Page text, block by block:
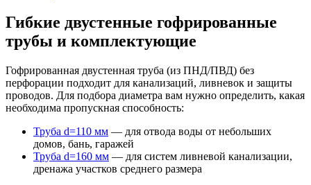
Гибкие двустенные гофрированные
трубы и комплектующие
Гофрированная двустенная труба (из ПНД/ПВД) без
перфорации подходит для канализаций, ливневок и защиты
проводов. Для подбора диаметра вам нужно определить, какая
необходима пропускная способность:
Труба d=110 мм — для отвода воды от небольших
домов, бань, гаражей
Труба d=160 мм — для систем ливневой канализации,
дренажа участков среднего размера